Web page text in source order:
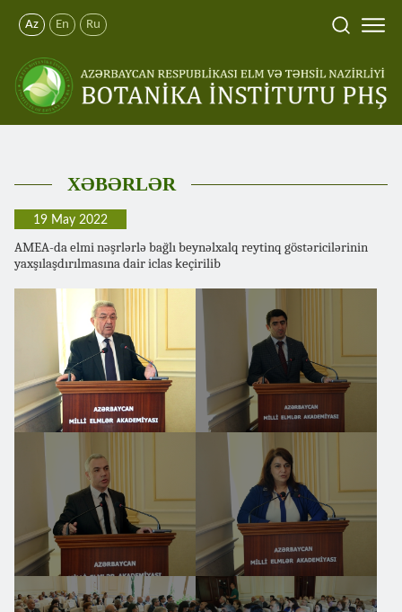
Az En Ru
XƏBƏRLƏR
19 May 2022
AMEA-da elmi nəşrlərlə bağlı beynəlxalq reytinq göstəricilərinin
yaxşılaşdırılmasına dair iclas keçirilib